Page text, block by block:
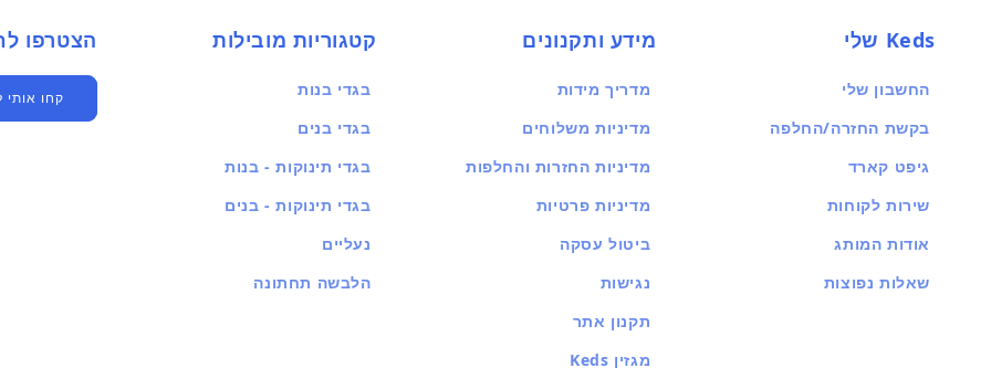
Keds שלי
החשבון שלי
בקשת החזרה/החלפה
גיפט קארד
שירות לקוחות
אודות המותג
שאלות נפוצות
מידע ותקנונים
מדריך מידות
מדיניות משלוחים
מדיניות החזרות והחלפות
מדיניות פרטיות
ביטול עסקה
נגישות
תקנון אתר
מגזין Keds
קטגוריות מובילות
בגדי בנות
בגדי בנים
בגדי תינוקות - בנות
בגדי תינוקות - בנים
נעליים
הלבשה תחתונה
הצטרפו לחברים
קחו